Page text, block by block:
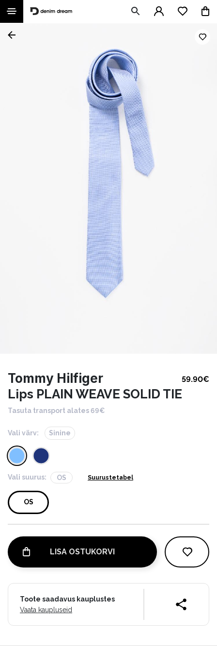
Tommy Hilfiger 59.90€
Lips PLAIN WEAVE SOLID TIE
Tasuta transport alates 69€
Vali värv: Sinine
Vali suurus: OS Suurustetabel
OS
LISA OSTUKORVI
Toote saadavus kauplustes
Vaata kaupluseid